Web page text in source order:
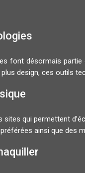
font désormais
design, ces outils
sites qui permettent
ainsi que des